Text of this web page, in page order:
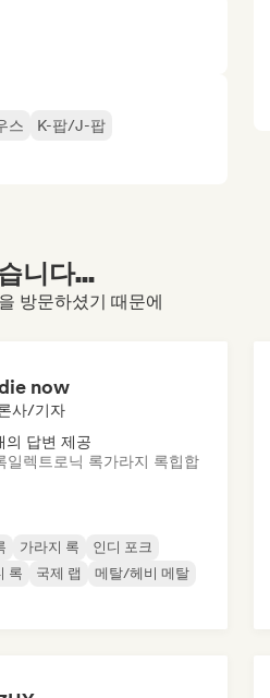
스
K-팝/J-팝
니다...
방문하셨기 때문에
now
사/기자
의 답변 제공
일렉트로닉 록가라지 록힙합
가라지 록
인디 포크
록 국제 랩
메탈/헤비 메탈